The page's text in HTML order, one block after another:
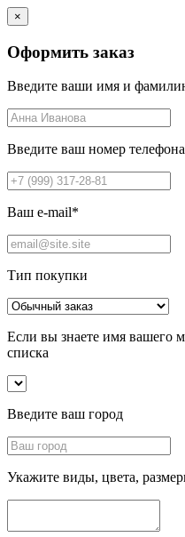
×
Оформить заказ
Введите ваши имя и
Введите ваш номер телефона
Ваш e-mail*
Тип покупки
Если вы знаете имя вашего
списка
Введите ваш город
Укажите виды, цвета,